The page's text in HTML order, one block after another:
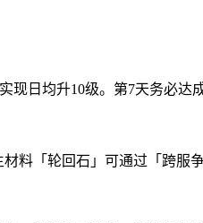
日均升10级。第7天务必达
料「轮回石」可通过「跨服